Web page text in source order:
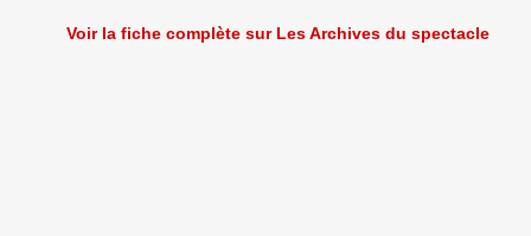
Voir la fiche complète sur Les Archives du spectacle